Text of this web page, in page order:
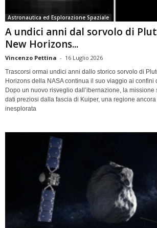
Astronautica ed Esplorazione Spaziale
A undici anni dal sorvolo di
New Horizons...
Vincenzo Pettina - 16 Luglio 2026
Trascorsi ormai undici anni dallo storico sorvolo di
Horizons della NASA continua il suo viaggio ai confini
Dopo un nuovo risveglio dall’ibernazione, la missione
dati preziosi dalla fascia di Kuiper, una regione
inesplorata